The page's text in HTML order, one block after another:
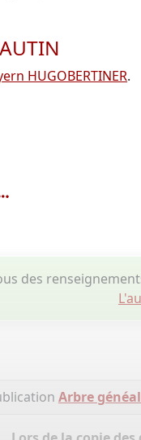
HUGOBERTINER.
des
Arbre